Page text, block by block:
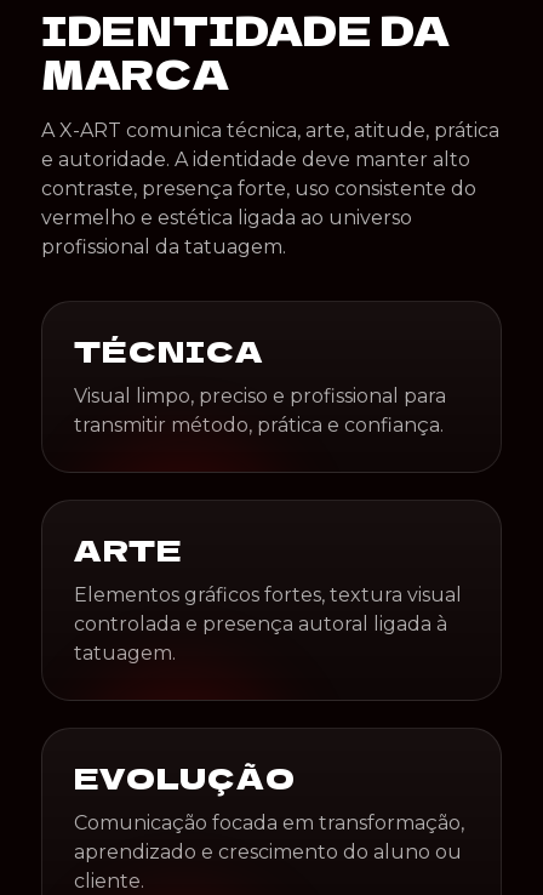
IDENTIDADE DA
MARCA
A X-ART comunica técnica, arte, atitude, prática
e autoridade. A identidade deve manter alto
contraste, presença forte, uso consistente do
vermelho e estética ligada ao universo
profissional da tatuagem.
TÉCNICA
Visual limpo, preciso e profissional para
transmitir método, prática e confiança.
ARTE
Elementos gráficos fortes, textura visual
controlada e presença autoral ligada à
tatuagem.
EVOLUÇÃO
Comunicação focada em transformação,
aprendizado e crescimento do aluno ou
cliente.